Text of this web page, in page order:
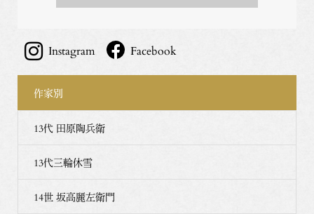
Instagram Facebook
作家別
13代 田原陶兵衛
13代三輪休雪
14世 坂高麗左衛門